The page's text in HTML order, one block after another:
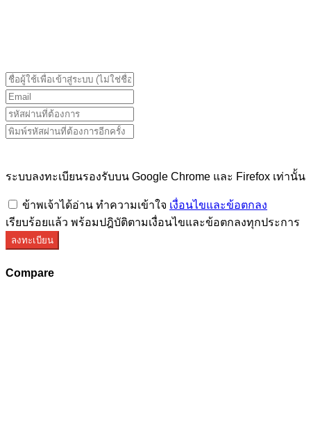
ระบบลงทะเบียนรองรับบน Google Chrome และ Firefox เท่านั้น
ข้าพเจ้าได้อ่าน ทำความเข้าใจ เงื่อนไขและข้อตกลง
เรียบร้อยแล้ว พร้อมปฎิบัติตามเงื่อนไขและข้อตกลงทุกประการ
ลงทะเบียน
Compare